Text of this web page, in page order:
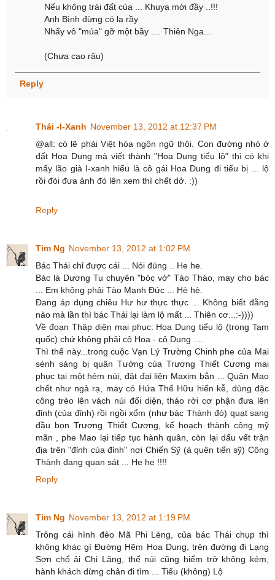
Nếu không trái đất cùa ... Khuya mới đầy ..!!!
Anh Bình đừng có la rầy
Nhẩy vô "múa" gỡ một bầy .... Thiên Nga...
(Chưa cạo râu)
Reply
Thái -I-Xanh November 13, 2012 at 12:37 PM
@all: có lẽ phải Việt hóa ngôn ngữ thôi. Con đường nhỏ ở
đất Hoa Dung mà viết thành "Hoa Dung tiểu lộ" thì có khi
mấy lão già I-xanh hiểu là cô gái Hoa Dung đi tiểu bị ... lộ
rồi đòi đưa ảnh đó lên xem thì chết dở. :))
Reply
Tim Ng November 13, 2012 at 1:02 PM
Bác Thái chỉ được cái ... Nói đúng .. He he.
Bác là Dương Tu chuyên "bóc vở" Tào Tháo, may cho bác
... Em không phải Tào Mạnh Đức ... Hè hè.
Đang áp dụng chiêu Hư hư thực thực ... Không biết đằng
nào mà lần thì bác Thái lại làm lộ mất ... Thiên cơ...:-))))
Về đoạn Thập diện mai phục: Hoa Dung tiểu lộ (trong Tam
quốc) chứ không phải cô Hoa - cô Dung ....
Thì thế này...trong cuộc Vạn Lý Trường Chinh phe của Mai
sénh sáng bị quân Tưởng của Trương Thiết Cương mai
phục tại một hẻm núi, đặt đại liên Maxim bắn ... Quân Mao
chết như ngả rạ, may có Hứa Thế Hữu hiến kễ, dùng đặc
công trèo lên vách núi đối diện, tháo rời cơ phận đưa lên
đỉnh (của đỉnh) rồi ngồi xổm (như bác Thành đỏ) quạt sang
đầu bọn Trương Thiết Cương, kế hoạch thành công mỹ
mãn , phe Mao lại tiếp tục hành quân, còn lại dấu vết trận
địa trên "đỉnh của đỉnh" nơi Chiến Sỹ (à quên tiến sỹ) Công
Thành đang quan sát ... He he !!!!
Reply
Tim Ng November 13, 2012 at 1:19 PM
Trông cái hình đèo Mã Phi Lèng, của bác Thái chụp thì
không khác gì Đường Hẽm Hoa Dung, trên đường đi Lạng
Sơn chổ ải Chi Lăng, thế núi cũng hiểm trở không kém,
hành khách dừng chân đi tìm ... Tiểu (không) Lộ